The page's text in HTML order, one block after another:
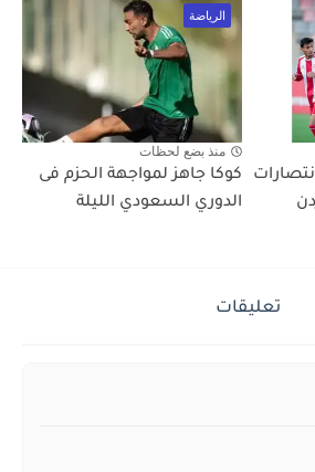
الرياضة
منذ بضع لحظات
كوكا جاهز لمواجهة الحزم فى
الدوري السعودي الليلة
تعليقات